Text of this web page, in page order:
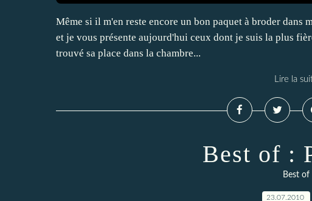
Même si il m'en reste encore un bon paquet à broder dans
et je vous présente aujourd'hui ceux dont je suis la plus
trouvé sa place dans la chambre...
Lire la
Best of :
Best of
23.07.2010